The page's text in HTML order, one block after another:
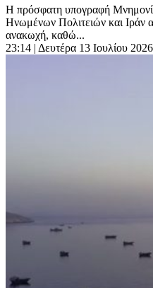
Η πρόσφατη υπογραφή
Ηνωμένων Πολιτειών και Ιράν
ανακωχή, καθώ...
23:14 | Δευτέρα 13 Ιουλίου 2026